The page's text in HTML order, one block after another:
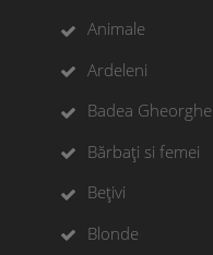
Animale
Ardeleni
Badea Gheorghe
Bărbați si femei
Bețivi
Blonde